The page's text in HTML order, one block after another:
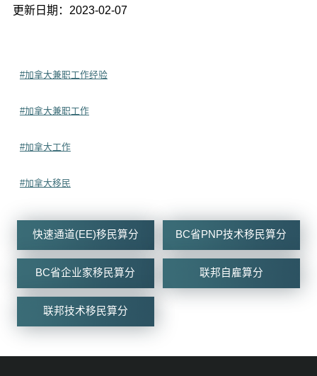
更新日期：2023-02-07
#加拿大兼职工作经验
#加拿大兼职工作
#加拿大工作
#加拿大移民
快速通道(EE)移民算分 BC省PNP技术移民算分
BC省企业家移民算分 联邦自雇算分
联邦技术移民算分